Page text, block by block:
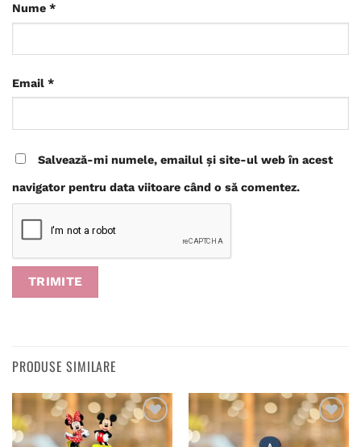
Nume *
Email *
Salvează-mi numele, emailul și site-ul web în acest
navigator pentru data viitoare când o să comentez.
PRODUSE SIMILARE